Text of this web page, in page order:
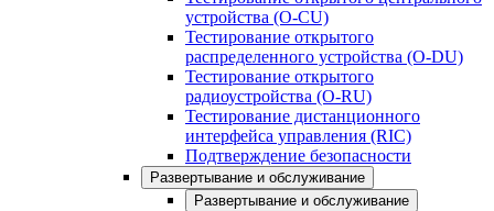
устройства (O-CU)
Тестирование открытого
распределенного устройства (O-DU)
Тестирование открытого
радиоустройства (O-RU)
Тестирование дистанционного
интерфейса управления (RIC)
Подтверждение безопасности
Развертывание и обслуживание
Развертывание и обслуживание